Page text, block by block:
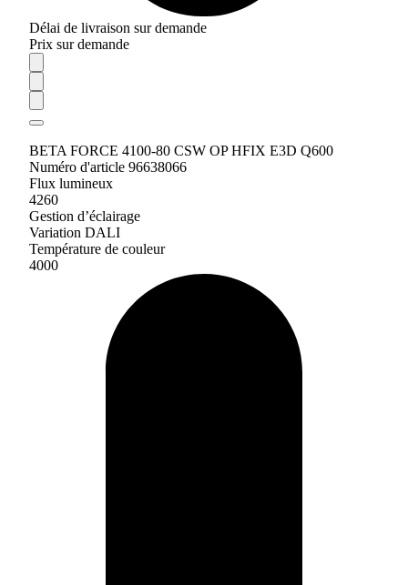
Délai de livraison sur demande
Prix sur demande
BETA FORCE 4100-80 CSW OP HFIX E3D Q600
Numéro d'article 96638066
Flux lumineux
4260
Gestion d’éclairage
Variation DALI
Température de couleur
4000